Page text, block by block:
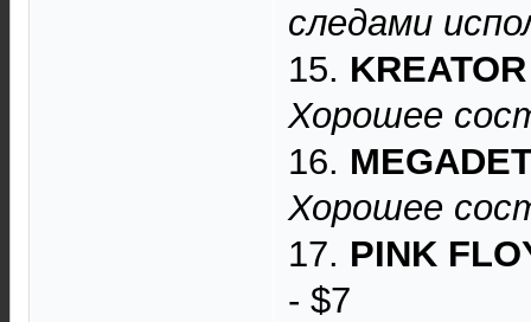
следами
15. KREATOR
Хорошее
16.
Хорошее
17. PINK
- $7